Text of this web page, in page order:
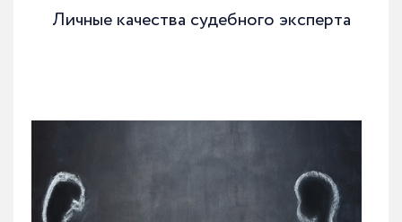
Личные качества судебного эксперта